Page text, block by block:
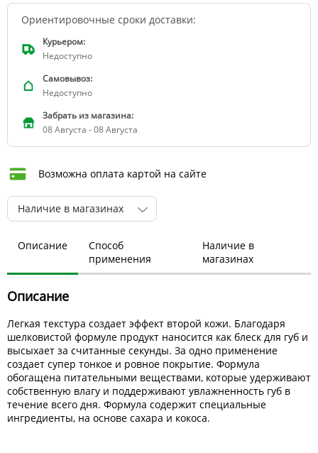
Ориентировочные сроки доставки:
Курьером:
Недоступно
Самовывоз:
Недоступно
Забрать из магазина:
08 Августа - 08 Августа
Возможна оплата картой на сайте
Наличие в магазинах
Описание
Способ
применения
Наличие в
магазинах
Описание
Легкая текстура создает эффект второй кожи. Благодаря
шелковистой формуле продукт наносится как блеск для губ и
высыхает за считанные секунды. За одно применение
создает супер тонкое и ровное покрытие. Формула
обогащена питательными веществами, которые удерживают
собственную влагу и поддерживают увлажненность губ в
течение всего дня. Формула содержит специальные
ингредиенты, на основе сахара и кокоса.